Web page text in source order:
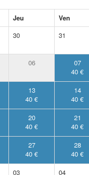
Jeu Ven
30 31
06
07
40 €
13
40 €
14
40 €
20
40 €
21
40 €
27
40 €
28
40 €
03 04